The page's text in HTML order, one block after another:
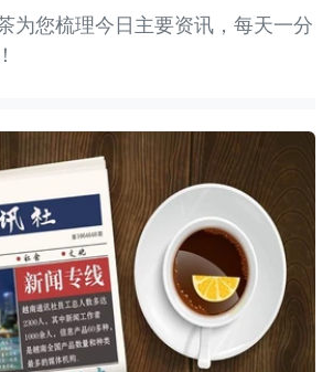
为您梳理今日主要资讯，每天一分